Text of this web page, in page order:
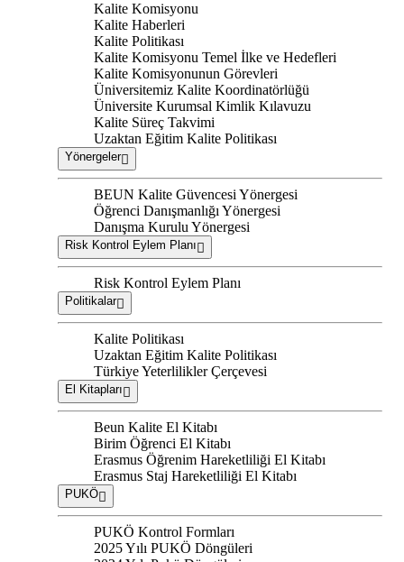
Kalite Komisyonu
Kalite Haberleri
Kalite Politikası
Kalite Komisyonu Temel İlke ve Hedefleri
Kalite Komisyonunun Görevleri
Üniversitemiz Kalite Koordinatörlüğü
Üniversite Kurumsal Kimlik Kılavuzu
Kalite Süreç Takvimi
Uzaktan Eğitim Kalite Politikası
Yönergeler
BEUN Kalite Güvencesi Yönergesi
Öğrenci Danışmanlığı Yönergesi
Danışma Kurulu Yönergesi
Risk Kontrol Eylem Planı
Risk Kontrol Eylem Planı
Politikalar
Kalite Politikası
Uzaktan Eğitim Kalite Politikası
Türkiye Yeterlilikler Çerçevesi
El Kitapları
Beun Kalite El Kitabı
Birim Öğrenci El Kitabı
Erasmus Öğrenim Hareketliliği El Kitabı
Erasmus Staj Hareketliliği El Kitabı
PUKÖ
PUKÖ Kontrol Formları
2025 Yılı PUKÖ Döngüleri